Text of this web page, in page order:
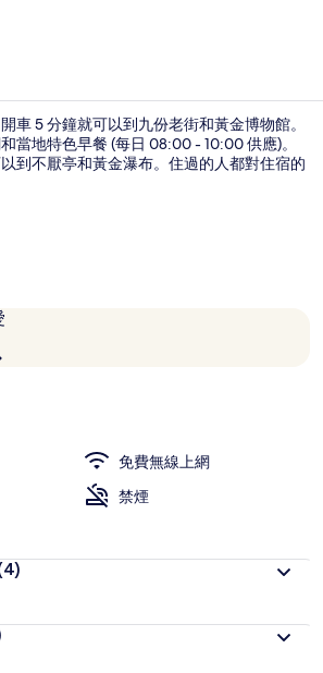
車 5 分鐘就可以到九份老街和黃金博物館。
當地特色早餐 (每日 08:00 - 10:00 供應)。
到不厭亭和黃金瀑布。住過的人都對住宿的
免費無線上網
禁煙